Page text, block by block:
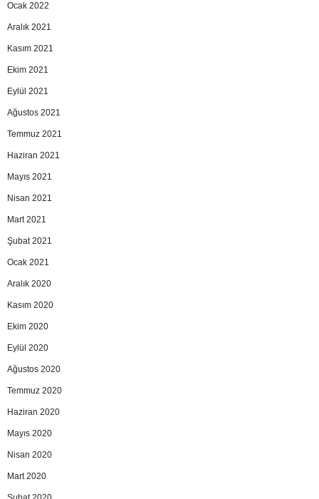
Ocak 2022
Aralık 2021
Kasım 2021
Ekim 2021
Eylül 2021
Ağustos 2021
Temmuz 2021
Haziran 2021
Mayıs 2021
Nisan 2021
Mart 2021
Şubat 2021
Ocak 2021
Aralık 2020
Kasım 2020
Ekim 2020
Eylül 2020
Ağustos 2020
Temmuz 2020
Haziran 2020
Mayıs 2020
Nisan 2020
Mart 2020